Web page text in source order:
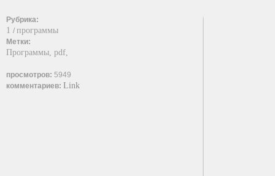
Рубрика:
1 / программы
Метки:
Программы, pdf,
просмотров: 5949
комментариев: Link